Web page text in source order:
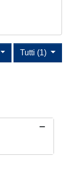
Tutti (1)